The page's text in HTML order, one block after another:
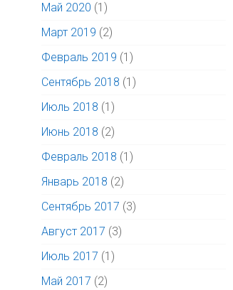
Май 2020 (1)
Март 2019 (2)
Февраль 2019 (1)
Сентябрь 2018 (1)
Июль 2018 (1)
Июнь 2018 (2)
Февраль 2018 (1)
Январь 2018 (2)
Сентябрь 2017 (3)
Август 2017 (3)
Июль 2017 (1)
Май 2017 (2)